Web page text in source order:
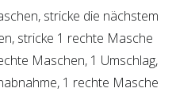
stricke die nächstem
stricke 1 rechte Masche
Maschen, 1 Umschlag,
1 rechte Masche